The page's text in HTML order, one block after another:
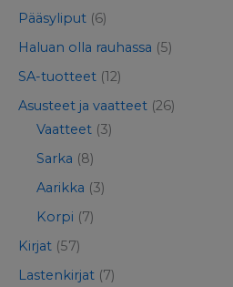
Pääsyliput (6)
Haluan olla rauhassa (5)
SA-tuotteet (12)
Asusteet ja vaatteet (26)
Vaatteet (3)
Sarka (8)
Aarikka (3)
Korpi (7)
Kirjat (57)
Lastenkirjat (7)